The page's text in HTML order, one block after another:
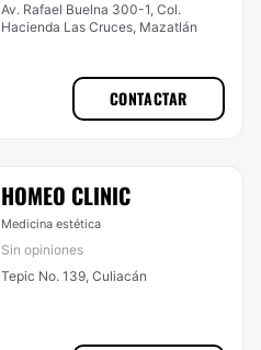
Av. Rafael Buelna 300-1, Col.
Hacienda Las Cruces, Mazatlán
CONTACTAR
HOMEO CLINIC
Medicina estética
Sin opiniones
Tepic No. 139, Culiacán